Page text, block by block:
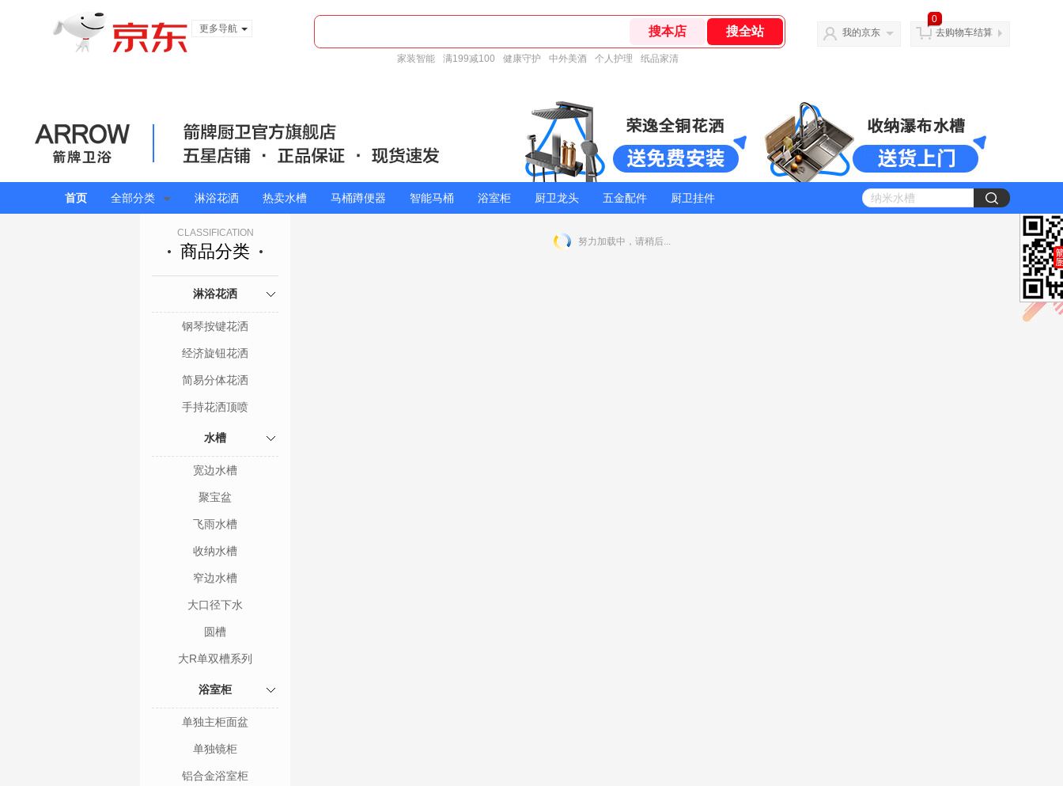
更多导航
家装智能 满199减100 健康守护 中外美酒 个人护理 纸品家清
我的京东
0
去购物车结算
首页 全部分类 淋浴花洒 热卖水槽 马桶蹲便器 智能马桶 浴室柜 厨卫龙头 五金配件 厨卫挂件
CLASSIFICATION
商品分类
淋浴花洒
钢琴按键花洒
经济旋钮花洒
简易分体花洒
手持花洒顶喷
水槽
宽边水槽
聚宝盆
飞雨水槽
收纳水槽
窄边水槽
大口径下水
圆槽
大R单双槽系列
浴室柜
单独主柜面盆
单独镜柜
铝合金浴室柜
努力加载中，请稍后...